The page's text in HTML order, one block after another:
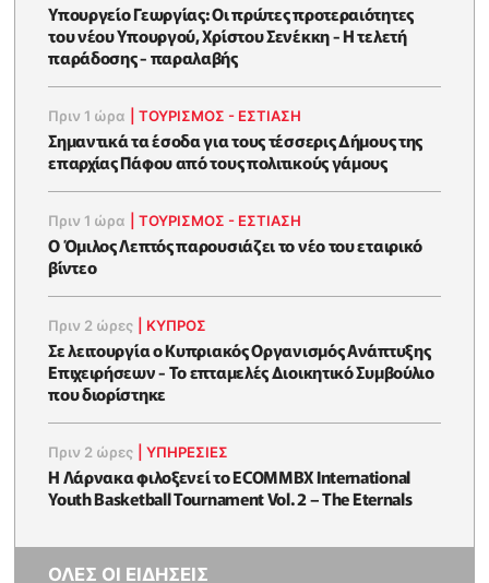
Υπουργείο Γεωργίας: Οι πρώτες προτεραιότητες
του νέου Υπουργού, Χρίστου Σενέκκη - Η τελετή
παράδοσης - παραλαβής
Πριν 1 ώρα |ΤΟΥΡΙΣΜΟΣ - ΕΣΤΙΑΣΗ
Σημαντικά τα έσοδα για τους τέσσερις Δήμους της
επαρχίας Πάφου από τους πολιτικούς γάμους
Πριν 1 ώρα |ΤΟΥΡΙΣΜΟΣ - ΕΣΤΙΑΣΗ
Ο Όμιλος Λεπτός παρουσιάζει το νέο του εταιρικό
βίντεο
Πριν 2 ώρες ΚΥΠΡΟΣ
Σε λειτουργία ο Κυπριακός Οργανισμός Ανάπτυξης
Επιχειρήσεων - To επταμελές Διοικητικό Συμβούλιο
που διορίστηκε
Πριν 2 ώρες |ΥΠΗΡΕΣΙΕΣ
Η Λάρνακα φιλοξενεί το ECOMMBX International
Youth Basketball Tournament Vol. 2 – The Eternals
ΟΛΕΣ ΟΙ ΕΙΔΗΣΕΙΣ